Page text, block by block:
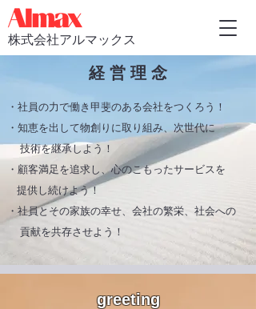
株式会社アルマックス
経 営 理 念
・社員の力で働き甲斐のある会社をつくろう！
・知恵を出して物創りに取り組み、次世代に
技術を継承しよう！
・顧客満足を追求し、心のこもったサービスを
提供し続けよう！
・社員とその家族の幸せ、会社の繁栄、社会への
貢献を共存させよう！
greeting